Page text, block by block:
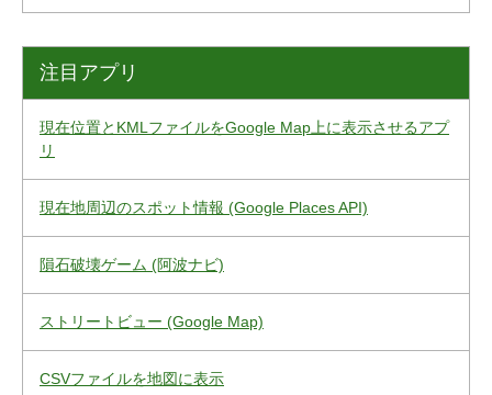
注目アプリ
現在位置とKMLファイルをGoogle Map上に表示させるアプ
リ
現在地周辺のスポット情報 (Google Places API)
隕石破壊ゲーム (阿波ナビ)
ストリートビュー (Google Map)
CSVファイルを地図に表示